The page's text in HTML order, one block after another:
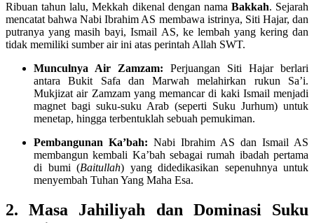
Ribuan tahun lalu, Mekkah dikenal dengan nama Bakkah. Sejarah
mencatat bahwa Nabi Ibrahim AS membawa istrinya, Siti Hajar, dan
putranya yang masih bayi, Ismail AS, ke lembah yang kering dan
tidak memiliki sumber air ini atas perintah Allah SWT.
Munculnya Air Zamzam: Perjuangan Siti Hajar berlari
antara Bukit Safa dan Marwah melahirkan rukun Sa’i.
Mukjizat air Zamzam yang memancar di kaki Ismail menjadi
magnet bagi suku-suku Arab (seperti Suku Jurhum) untuk
menetap, hingga terbentuklah sebuah pemukiman.
Pembangunan Ka’bah: Nabi Ibrahim AS dan Ismail AS
membangun kembali Ka’bah sebagai rumah ibadah pertama
di bumi (Baitullah) yang didedikasikan sepenuhnya untuk
menyembah Tuhan Yang Maha Esa.
2. Masa Jahiliyah dan Dominasi Suku